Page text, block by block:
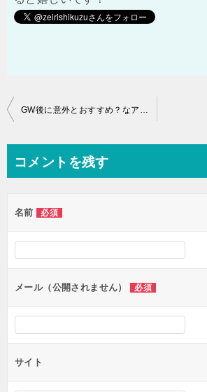
投
ビ
ー
シ
ン
GW後に意外とおすすめ？なアフィリエイト案件
コメントを残す
名前 必須
メール（公開されません） 必須
サイト